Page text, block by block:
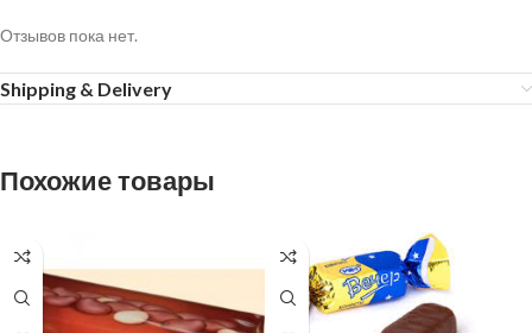
Отзывов пока нет.
Shipping & Delivery
Похожие товары